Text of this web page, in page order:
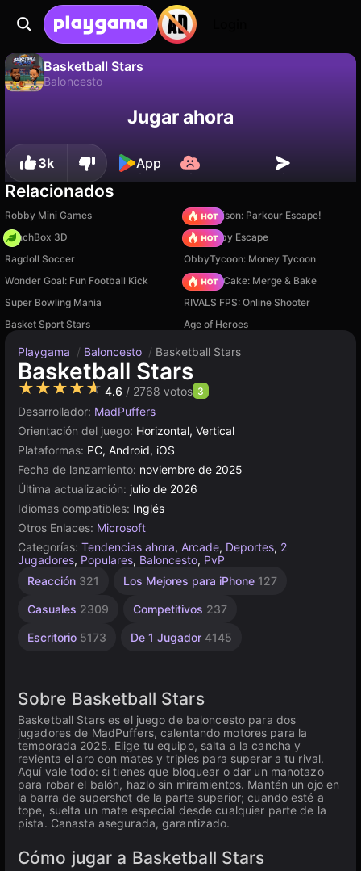
Basketball Stars
Baloncesto
¡Guarda el progreso!Jugar ahora
3k App
Relacionados
Robby Mini Games
Barry Prison: Parkour Escape!
PunchBox 3D
Your Obby Escape
Ragdoll Soccer
ObbyTycoon: Money Tycoon
Wonder Goal: Fun Football Kick
Piece of Cake: Merge & Bake
Super Bowling Mania
RIVALS FPS: Online Shooter
Basket Sport Stars
Age of Heroes
Playgama / Baloncesto / Basketball Stars
Basketball Stars
★★★★★ 4.6 / 2768 votos 3
Desarrollador: MadPuffers
Orientación del juego: Horizontal, Vertical
Plataformas: PC, Android, iOS
Fecha de lanzamiento: noviembre de 2025
Última actualización: julio de 2026
Idiomas compatibles: Inglés
Otros Enlaces: Microsoft
Categorías: Tendencias ahora, Arcade, Deportes, 2
Jugadores, Populares, Baloncesto, PvP
Reacción 321 Los Mejores para iPhone 127
Casuales 2309 Competitivos 237
Escritorio 5173 De 1 Jugador 4145
Cronometraje
Dunking
Android
Baloncesto
jugadores
Arcade
jugadores
Sobre Basketball Stars
Basketball Stars es el juego de baloncesto para dos
jugadores de MadPuffers, calentando motores para la
temporada 2025. Elige tu equipo, salta a la cancha y
revienta el aro con mates y triples para superar a tu rival.
Aquí vale todo: si tienes que bloquear o dar un manotazo
para robar el balón, hazlo sin miramientos. Mantén un ojo en
la barra de supershot de la parte superior; cuando esté a
tope, suelta un mate especial desde cualquier parte de la
pista. Canasta asegurada, garantizado.
Cómo jugar a Basketball Stars